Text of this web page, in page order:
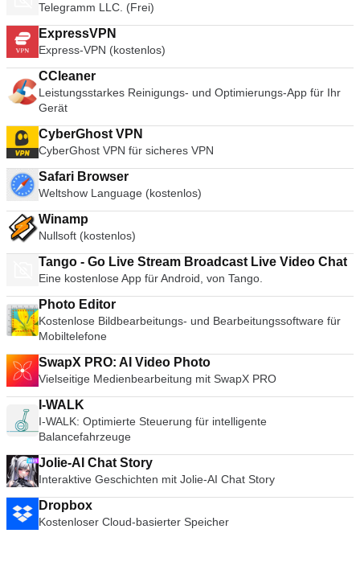
Telegramm LLC. (Frei)
ExpressVPN
Express-VPN (kostenlos)
CCleaner
Leistungsstarkes Reinigungs- und Optimierungs-App für Ihr
Gerät
CyberGhost VPN
CyberGhost VPN für sicheres VPN
Safari Browser
Weltshow Language (kostenlos)
Winamp
Nullsoft (kostenlos)
Tango - Go Live Stream Broadcast Live Video Chat
Eine kostenlose App für Android, von Tango.
Photo Editor
Kostenlose Bildbearbeitungs- und Bearbeitungssoftware für
Mobiltelefone
SwapX PRO: AI Video Photo
Vielseitige Medienbearbeitung mit SwapX PRO
I-WALK
I-WALK: Optimierte Steuerung für intelligente
Balancefahrzeuge
Jolie-AI Chat Story
Interaktive Geschichten mit Jolie-AI Chat Story
Dropbox
Kostenloser Cloud-basierter Speicher